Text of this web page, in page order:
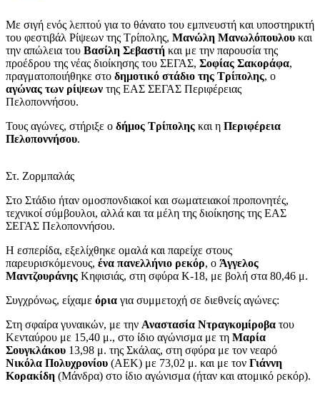
Με σιγή ενός λεπτού για το θάνατο του εμπνευστή και υποστηρικτή
του φεστιβάλ Ρίψεων της Τρίπολης, Μανώλη Μανωλόπουλου και
την απώλεια του Βασίλη Σεβαστή και με την παρουσία της
προέδρου της νέας διοίκησης του ΣΕΓΑΣ, Σοφίας Σακοράφα,
πραγματοποιήθηκε στο δημοτικό στάδιο της Τρίπολης, ο
αγώνας των ρίψεων της ΕΑΣ ΣΕΓΑΣ Περιφέρειας
Πελοποννήσου.
Τους αγώνες, στήριξε ο δήμος Τρίπολης και η Περιφέρεια
Πελοποννήσου.
Στ. Ζορμπαλάς
Στο Στάδιο ήταν ομοσπονδιακοί και σωματειακοί προπονητές,
τεχνικοί σύμβουλοι, αλλά και τα μέλη της διοίκησης της ΕΑΣ
ΣΕΓΑΣ Πελοποννήσου.
Η εσπερίδα, εξελίχθηκε ομαλά και παρείχε στους
παρευρισκόμενους, ένα πανελλήνιο ρεκόρ, ο Άγγελος
Μαντζουράνης Κηφισιάς, στη σφύρα Κ-18, με βολή στα 80,46 μ.
Συγχρόνως, είχαμε όρια για συμμετοχή σε διεθνείς αγώνες:
Στη σφαίρα γυναικών, με την Αναστασία Ντραγκομίροβα του
Κενταύρου με 15,40 μ., στο ίδιο αγώνισμα με τη Μαρία
Σουγκλάκου 13,98 μ. της Σκάλας, στη σφύρα με τον νεαρό
Νικόλα Πολυχρονίου (ΑΕΚ) με 73,02 μ. και με τον Γιάννη
Κορακίδη (Μάνδρα) στο ίδιο αγώνισμα (ήταν και ατομικό ρεκόρ).